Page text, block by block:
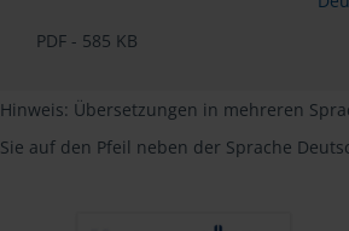
PDF - 585 KB
Hinweis: Übersetzungen in mehreren
Sie auf den Pfeil neben der Sprache